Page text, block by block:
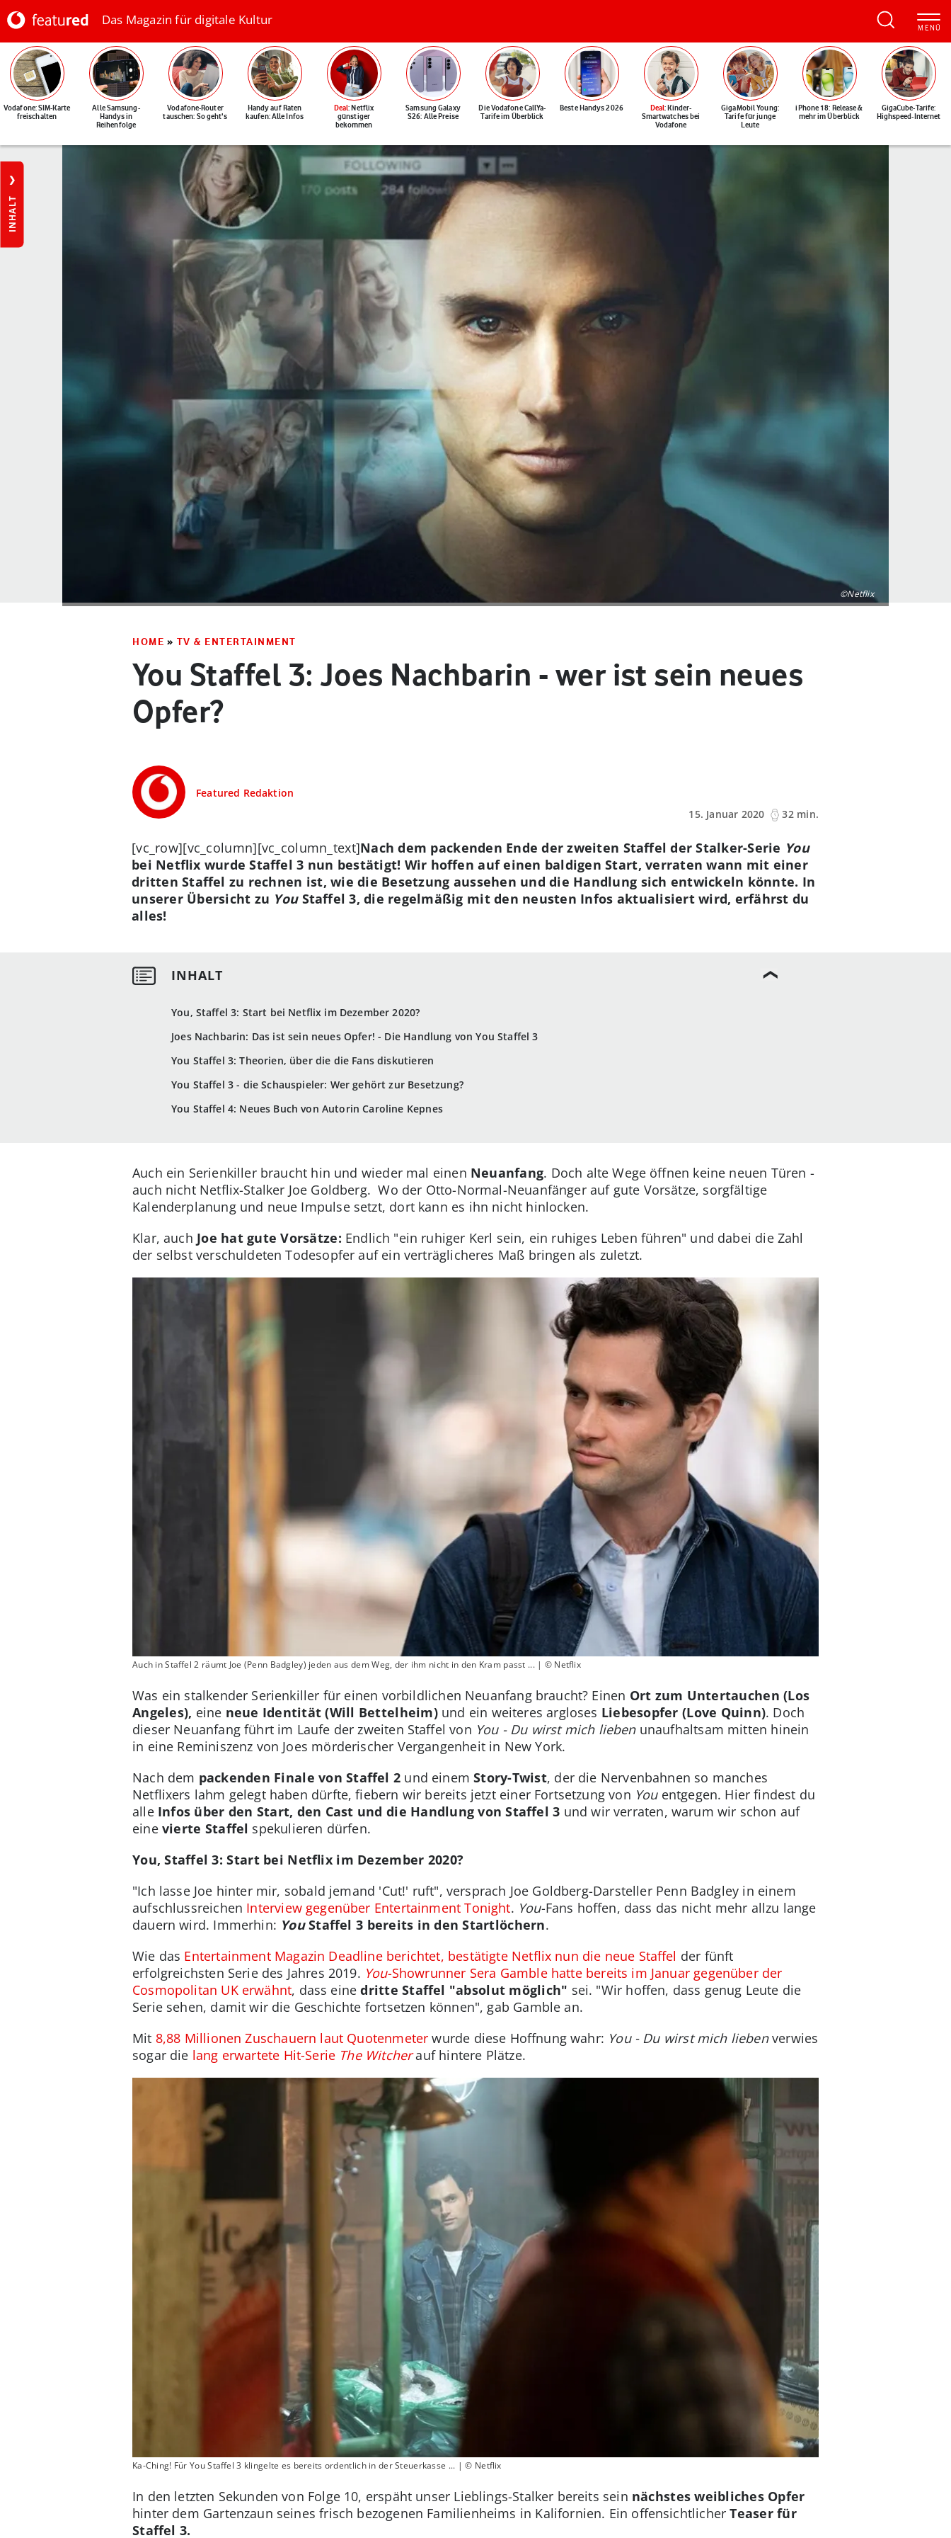
Das Magazin für digitale Kultur
Vodafone: SIM-Karte
freischalten
Alle Samsung-
Handys in
Reihenfolge
Vodafone-Router
tauschen: So geht's
Handy auf Raten
kaufen: Alle Infos
Deal: Netflix
günstiger
bekommen
Samsung Galaxy
S26: Alle Preise
Die Vodafone CallYa-
Tarife im Überblick
Beste Handys 2026 Deal: Kinder-
Smartwatches bei
Vodafone
GigaMobil Young:
Tarife für junge
Leute
iPhone 18: Release &
mehr im Überblick
GigaCube-Tarife:
Highspeed-Internet
INHALT
©Netflix
HOME » TV & ENTERTAINMENT
You Staffel 3: Joes Nachbarin - wer ist sein neues
Opfer?
Featured Redaktion
15. Januar 2020
32 min.
You, Staffel 3: Start bei Netflix im Dezember 2020?
Joes Nachbarin: Das ist sein neues Opfer! - Die Handlung von You Staffel 3
You Staffel 3: Theorien, über die die Fans diskutieren
You Staffel 3 - die Schauspieler: Wer gehört zur Besetzung?
You Staffel 4: Neues Buch von Autorin Caroline Kepnes
[vc_row][vc_column][vc_column_text]Nach dem packenden Ende der zweiten Staffel der Stalker-Serie You
bei Netflix wurde Staffel 3 nun bestätigt! Wir hoffen auf einen baldigen Start, verraten wann mit einer
dritten Staffel zu rechnen ist, wie die Besetzung aussehen und die Handlung sich entwickeln könnte. In
unserer Übersicht zu YouStaffel 3, die regelmäßig mit den neusten Infos aktualisiert wird, erfährst du
alles!
Auch ein Serienkiller braucht hin und wieder mal einen Neuanfang. Doch alte Wege öffnen keine neuen Türen -
auch nicht Netflix-Stalker Joe Goldberg. Wo der Otto-Normal-Neuanfänger auf gute Vorsätze, sorgfältige
Kalenderplanung und neue Impulse setzt, dort kann es ihn nicht hinlocken.
Klar, auch Joe hat gute Vorsätze: Endlich "ein ruhiger Kerl sein, ein ruhiges Leben führen" und dabei die Zahl
der selbst verschuldeten Todesopfer auf ein verträglicheres Maß bringen als zuletzt.
Auch in Staffel 2 räumt Joe (Penn Badgley) jeden aus dem Weg, der ihm nicht in den Kram passt ... | © Netflix
Was ein stalkender Serienkiller für einen vorbildlichen Neuanfang braucht? Einen Ort zum Untertauchen (Los
Angeles), eine neue Identität (Will Bettelheim) und ein weiteres argloses Liebesopfer (Love Quinn). Doch
dieser Neuanfang führt im Laufe der zweiten Staffel von You - Du wirst mich liebenunaufhaltsam mitten hinein
in eine Reminiszenz von Joes mörderischer Vergangenheit in New York.
Nach dem packenden Finale von Staffel 2 und einemStory-Twist, der die Nervenbahnen so manches
Netflixers lahm gelegt haben dürfte, fiebern wir bereits jetzt einer Fortsetzung von Youentgegen. Hier findest du
alle Infos über den Start, den Cast und die Handlung von Staffel 3 und wir verraten, warum wir schon auf
eine vierte Staffel spekulieren dürfen.
You, Staffel 3: Start bei Netflix im Dezember 2020?
"Ich lasse Joe hinter mir, sobald jemand 'Cut!' ruft", versprach Joe Goldberg-Darsteller Penn Badgley in einem
aufschlussreichen Interview gegenüber Entertainment Tonight. You-Fans hoffen, dass das nicht mehr allzu lange
dauern wird. Immerhin: YouStaffel 3 bereits in den Startlöchern.
Wie das Entertainment Magazin Deadline berichtet, bestätigte Netflix nun die neue Staffel der fünft
erfolgreichsten Serie des Jahres 2019. You-Showrunner Sera Gamble hatte bereits im Januar gegenüber der
Cosmopolitan UK erwähnt, dass einedritte Staffel "absolut möglich" sei. "Wir hoffen, dass genug Leute die
Serie sehen, damit wir die Geschichte fortsetzen können", gab Gamble an.
Mit 8,88 Millionen Zuschauern laut Quotenmeter wurde diese Hoffnung wahr: You - Du wirst mich liebenverwies
sogar die lang erwartete Hit-Serie The Witcherauf hintere Plätze.
Ka-Ching! Für You Staffel 3 klingelte es bereits ordentlich in der Steuerkasse ... | © Netflix
In den letzten Sekunden von Folge 10, erspäht unser Lieblings-Stalker bereits sein nächstes weibliches Opfer
hinter dem Gartenzaun seines frisch bezogenen Familienheims in Kalifornien. Ein offensichtlicher Teaser für
Staffel 3.